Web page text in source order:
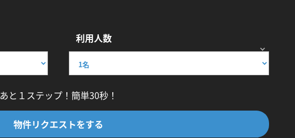
利用人数
あと１ステップ！簡単30秒！
物件リクエストをする